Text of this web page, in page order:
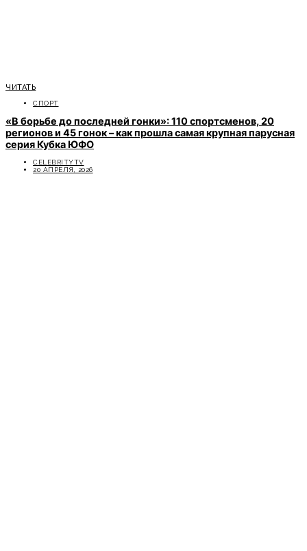
ЧИТАТЬ
СПОРТ
«В борьбе до последней гонки»: 110 спортсменов, 20
регионов и 45 гонок – как прошла самая крупная парусная
серия Кубка ЮФО
CELEBRITYTV
20 АПРЕЛЯ, 2026